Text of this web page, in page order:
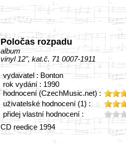
Poločas rozpadu
album
vinyl 12", kat.č. 71 0007-1911
vydavatel : Bonton
rok vydání : 1990
hodnocení (CzechMusic.net) :
uživatelské hodnocení (1) :
přidej vlastní hodnocení :
CD reedice 1994